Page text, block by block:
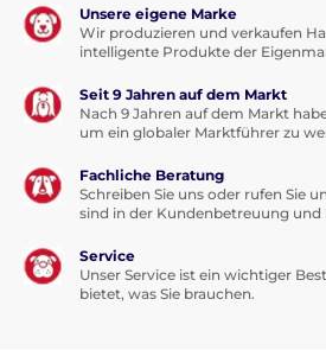
Technische Spezifikationen
Ankündigung geändert werden.
zur Illustration.
Das Produkt ist in
Für kleine Hunde
Unsere eigene Marke
Wir produzieren und verkaufen
intelligente Produkte der
Seit 9 Jahren auf dem Markt
Nach 9 Jahren auf dem Markt
um ein globaler Marktführer zu
Fachliche Beratung
Schreiben Sie uns oder rufen Sie
sind in der Kundenbetreuung
Service
Unser Service ist ein wichtiger
bietet, was Sie brauchen.